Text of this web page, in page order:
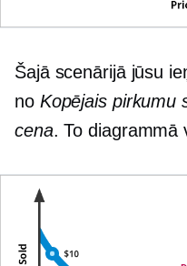
Šajā scenārijā jūsu
no Kopējais pirkumu
cena. To diagrammā